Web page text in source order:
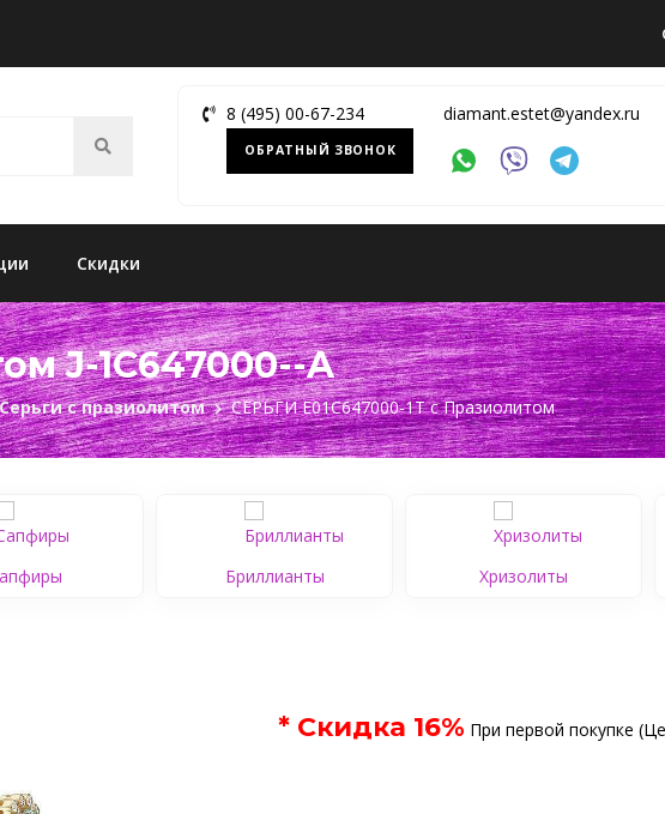
8 (495) 00-67-234
ОБРАТНЫЙ ЗВОНОК
diamant.estet@yandex.ru
Скидки
J-1С647000--A
Серьги с празиолитом СЕРЬГИ Е01С647000-1Т c Празиолитом
Бриллианты Хризолиты
* Скидка 16% При первой покупке